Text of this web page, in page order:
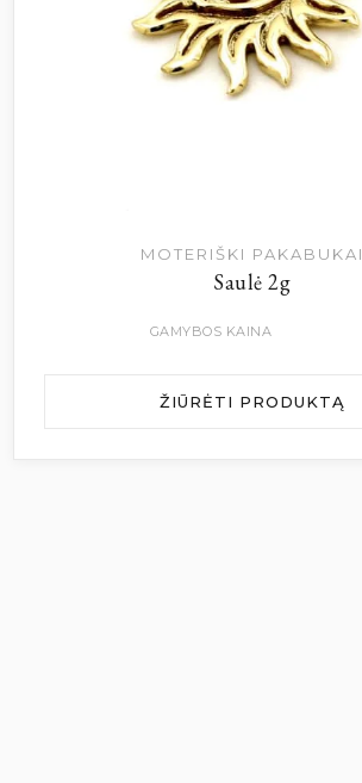
MOTERIŠKI PAKABUKAI
Saulė 2g
GAMYBOS KAINA
ŽIŪRĖTI PRODUKTĄ